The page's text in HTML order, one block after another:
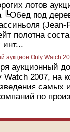
лотов
╚Обед под
(Jean-
полотна
аукцион Only Watch
аукционный
Watch 2007, на
самых
по